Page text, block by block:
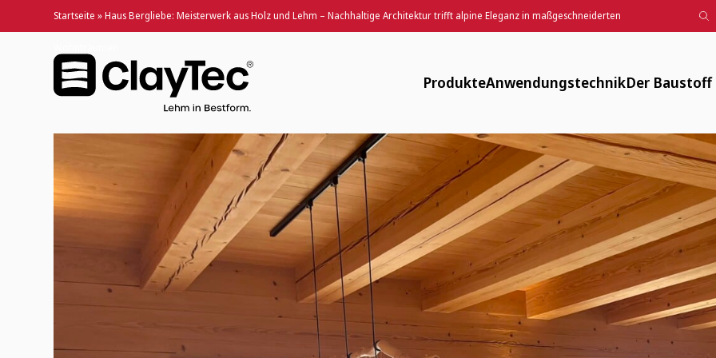
Startseite »Haus Bergliebe: Meisterwerk aus Holz und Lehm – Nachhaltige Architektur trifft alpine Eleganz in maßgeschneiderten
Produkte
Designputz, Farbspachtel, Anstriche
Lehmputze
Lehm-Trockenbau
Fachwerksanierung
Innendämmung
Mauerwerk und Stampflehm
Weitere Produkte
Anwendungstechnik
Downloads
FAQ
Maschinentechnik
Flächenheizung
Anwendungsvideos
Webinare
LV-Texte Lehmputze und weitere
Der Baustoff
Verfügbar
Energiearm
Zirkulär
Gesund
Historisch
Haus Bergliebe: Meisterwerk aus Holz und Lehm – Nachhaltige Architektur trifft alpine Eleganz in